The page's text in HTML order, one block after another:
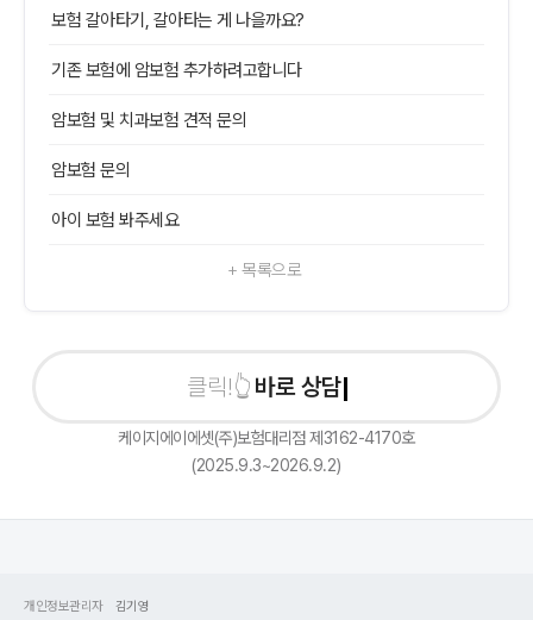
보험 갈아타기, 갈아타는 게 나을까요?
기존 보험에 암보험 추가하려고합니다
암보험 및 치과보험 견적 문의
암보험 문의
아이 보험 봐주세요
+ 목록으로
바로 상담신청
케이지에이에셋(주)보험대리점 제3162-4170호
(2025.9.3~2026.9.2)
개인정보관리자
김기영